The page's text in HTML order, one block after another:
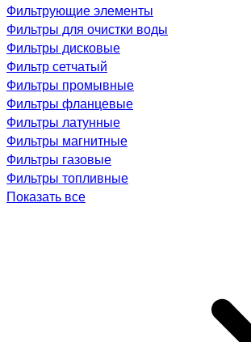
Фильтрующие элементы
Фильтры для очистки воды
Фильтры дисковые
Фильтр сетчатый
Фильтры промывные
Фильтры фланцевые
Фильтры латунные
Фильтры магнитные
Фильтры газовые
Фильтры топливные
Показать все